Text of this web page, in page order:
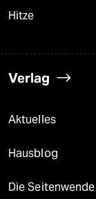
Hitze
Verlag
Aktuelles
Hausblog
Die Seitenwende